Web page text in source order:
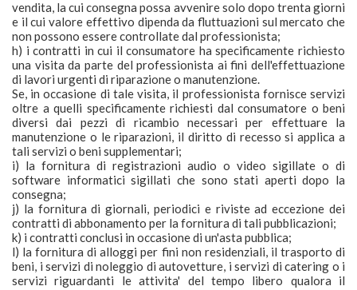
vendita, la cui consegna possa avvenire solo dopo trenta giorni
e il cui valore effettivo dipenda da fluttuazioni sul mercato che
non possono essere controllate dal professionista;
h) i contratti in cui il consumatore ha specificamente richiesto
una visita da parte del professionista ai fini dell'effettuazione
di lavori urgenti di riparazione o manutenzione.
Se, in occasione di tale visita, il professionista fornisce servizi
oltre a quelli specificamente richiesti dal consumatore o beni
diversi dai pezzi di ricambio necessari per effettuare la
manutenzione o le riparazioni, il diritto di recesso si applica a
tali servizi o beni supplementari;
i) la fornitura di registrazioni audio o video sigillate o di
software informatici sigillati che sono stati aperti dopo la
consegna;
j) la fornitura di giornali, periodici e riviste ad eccezione dei
contratti di abbonamento per la fornitura di tali pubblicazioni;
k) i contratti conclusi in occasione di un'asta pubblica;
l) la fornitura di alloggi per fini non residenziali, il trasporto di
beni, i servizi di noleggio di autovetture, i servizi di catering o i
servizi riguardanti le attivita' del tempo libero qualora il